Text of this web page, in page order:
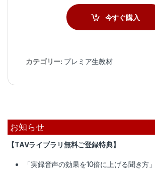
今すぐ購入
カテゴリー: プレミア生教材
お知らせ
【TAVライブラリ無料ご登録特典】
「実録音声の効果を10倍に上げる聞き方